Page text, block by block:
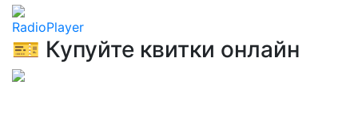
RadioPlayer
🎫 Купуйте квитки онлайн